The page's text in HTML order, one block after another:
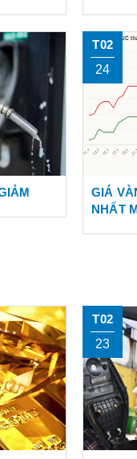
hơn với
tại một
T02
24
GIÁ
NHẤT
T02
23